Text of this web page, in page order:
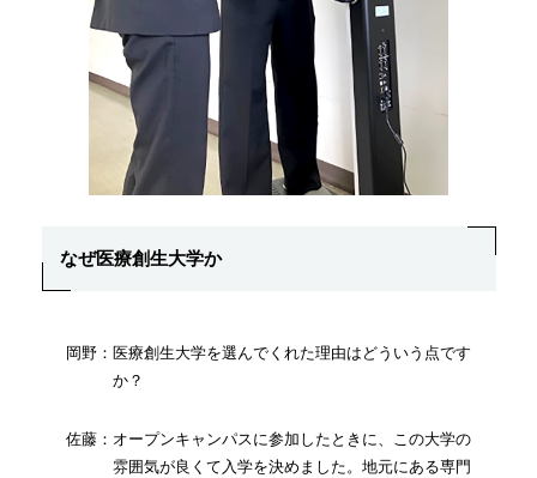
なぜ医療創生大学か
岡野：医療創生大学を選んでくれた理由はどういう点です
か？
佐藤：オープンキャンパスに参加したときに、この大学の
雰囲気が良くて入学を決めました。地元にある専門